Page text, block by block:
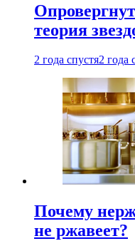
теория
2 года спустя2 года
Почему
не ржавеет?